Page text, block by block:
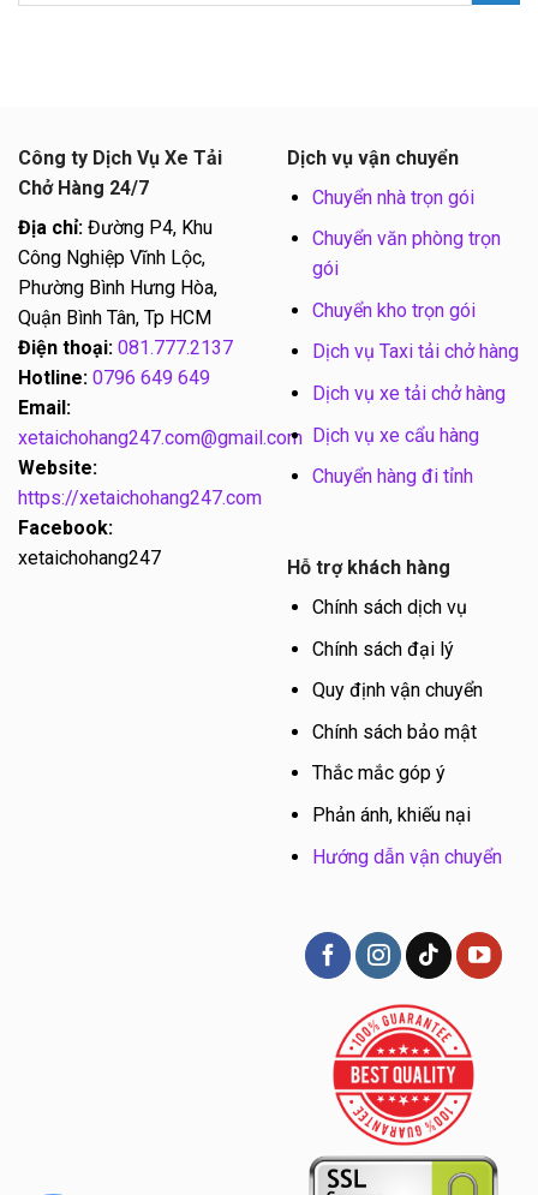
Công ty Dịch Vụ Xe Tải
Chở Hàng 24/7
Địa chỉ: Đường P4, Khu
Công Nghiệp Vĩnh Lộc,
Phường Bình Hưng Hòa,
Quận Bình Tân, Tp HCM
Điện thoại: 081.777.2137
Hotline: 0796 649 649
Email:
xetaichohang247.com@gmail.com
Website:
https://xetaichohang247.com
Facebook:
xetaichohang247
Dịch vụ vận chuyển
Chuyển nhà trọn gói
Chuyển văn phòng trọn
gói
Chuyển kho trọn gói
Dịch vụ Taxi tải chở hàng
Dịch vụ xe tải chở hàng
Dịch vụ xe cẩu hàng
Chuyển hàng đi tỉnh
Hỗ trợ khách hàng
Chính sách dịch vụ
Chính sách đại lý
Quy định vận chuyển
Chính sách bảo mật
Thắc mắc góp ý
Phản ánh, khiếu nại
Hướng dẫn vận chuyển